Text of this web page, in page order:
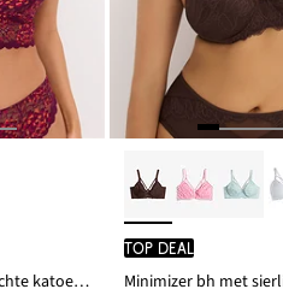
Bralette met een zachte katoenen voering
TOP DEAL
Minimizer bh met